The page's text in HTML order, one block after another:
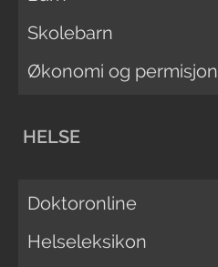
Skolebarn
Økonomi og permisjon
HELSE
Doktoronline
Helseleksikon